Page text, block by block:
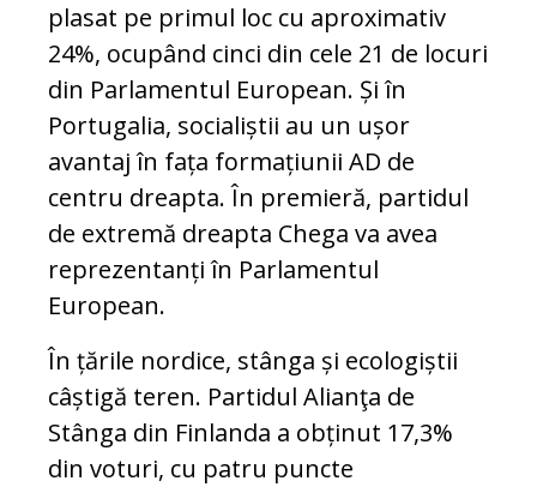
plasat pe primul loc cu aproximativ
24%, ocupând cinci din cele 21 de locuri
din Parlamentul European. Și în
Portugalia, socialiștii au un ușor
avantaj în fața formațiunii AD de
centru dreapta. În premieră, partidul
de extremă dreapta Chega va avea
reprezentanți în Parlamentul
European.
În țările nordice, stânga și ecologiștii
câștigă teren. Partidul Alianţa de
Stânga din Finlanda a obținut 17,3%
din voturi, cu patru puncte